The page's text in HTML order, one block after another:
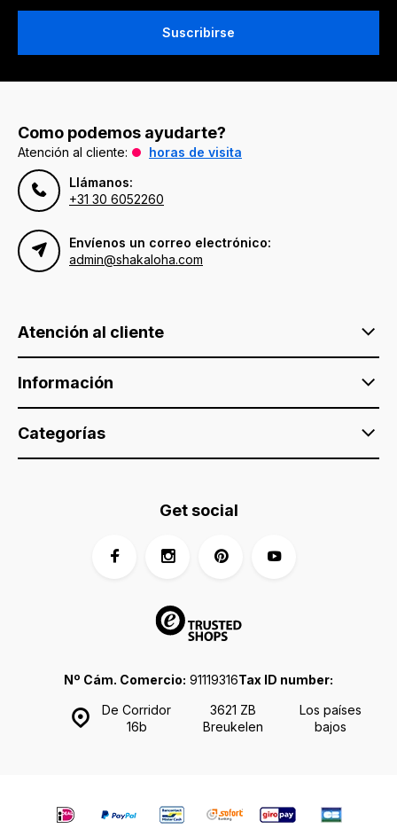
Suscribirse
Como podemos ayudarte?
Atención al cliente:
horas de visita
Llámanos:
+31 30 6052260
Envíenos un correo electrónico:
admin@shakaloha.com
Atención al cliente
Información
Categorías
De Corridor
16b
3621 ZB
Breukelen
Los países
bajos
Nº Cám. Comercio: 91119316Tax ID number:
Get social